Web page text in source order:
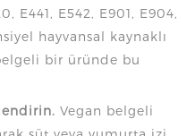
E441, E542, E901, E904,
hayvansal kaynaklı
bir üründe bu
Vegan belgeli